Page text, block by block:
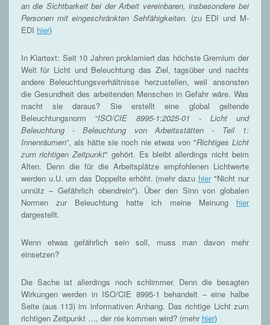
an die Sichtbarkeit bei der Arbeit vereinbaren, insbesondere bei
Personen mit eingeschränkten Sehfähigkeiten. (zu EDI und M-
EDI hier)
In Klartext: Seit 10 Jahren proklamiert das höchste Gremium der
Welt für Licht und Beleuchtung das Ziel, tagsüber und nachts
andere Beleuchtungsverhältnisse herzustellen, weil ansonsten
die Gesundheit des arbeitenden Menschen in Gefahr wäre. Was
macht sie daraus? Sie erstellt eine global geltende
Beleuchtungsnorm “ISO/CIE 8995-1:2025-01 - Licht und
Beleuchtung - Beleuchtung von Arbeitsstätten - Teil 1:
Innenräumen”, als hätte sie noch nie etwas von "Richtiges Licht
zum richtigen Zeitpunkt" gehört. Es bleibt allerdings nicht beim
Alten. Denn die für die Arbeitsplätze empfohlenen Lichtwerte
werden u.U. um das Doppelte erhöht. (mehr dazu hier"Nicht nur
unnütz – Gefährlich obendrein"). Über den Sinn von globalen
Normen zur Beleuchtung hatte ich meine Meinung hier
dargestellt.
Wenn etwas gefährlich sein soll, muss man davon mehr
einsetzen?
Die Sache ist allerdings noch schlimmer. Denn die besagten
Wirkungen werden in ISO/CIE 8995-1 behandelt – eine halbe
Seite (aus 113) im informativen Anhang. Das richtige Licht zum
richtigen Zeitpunkt …, der nie kommen wird? (mehr hier)